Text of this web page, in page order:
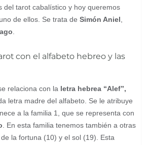
del tarot cabalístico y hoy queremos
de ellos. Se trata de Simón Aniel,
.
con el alfabeto hebreo y las
relaciona con la letra hebrea “Alef”,
letra madre del alfabeto. Se le atribuye
a la familia 1, que se representa con
. En esta familia tenemos también a otras
la fortuna (10) y el sol (19). Esta